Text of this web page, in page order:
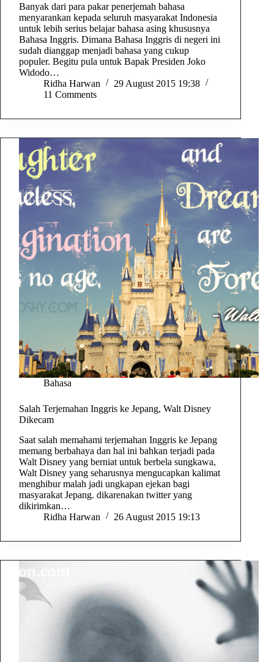
Banyak dari para pakar penerjemah bahasa
menyarankan kepada seluruh masyarakat Indonesia
untuk lebih serius belajar bahasa asing khususnya
Bahasa Inggris. Dimana Bahasa Inggris di negeri ini
sudah dianggap menjadi bahasa yang cukup
populer. Begitu pula untuk Bapak Presiden Joko
Widodo…
Ridha Harwan
29 August 2015 19:38
11 Comments
Bahasa
Salah Terjemahan Inggris ke Jepang, Walt Disney
Dikecam
Saat salah memahami terjemahan Inggris ke Jepang
memang berbahaya dan hal ini bahkan terjadi pada
Walt Disney yang berniat untuk berbela sungkawa,
Walt Disney yang seharusnya mengucapkan kalimat
menghibur malah jadi ungkapan ejekan bagi
masyarakat Jepang. dikarenakan twitter yang
dikirimkan…
Ridha Harwan
26 August 2015 19:13